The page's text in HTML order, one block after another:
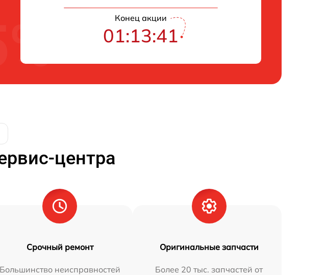
Конец акции
01:13:40
центра
Срочный ремонт
Большинство неисправностей
Оригинальные запчасти
Более 20 тыс. запчастей от